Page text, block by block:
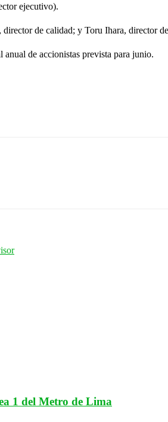
ejecutivo).
de calidad; y Toru Ihara, director
anual de accionistas prevista para junio.
1 del Metro de Lima